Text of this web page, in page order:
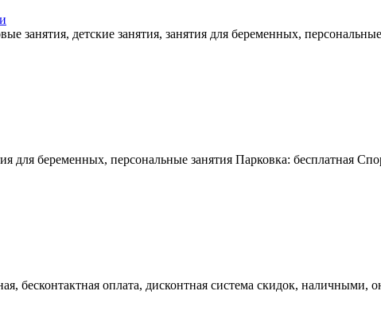
занятия, детские занятия, занятия для беременных,
для беременных, персональные занятия Парковка: бесплатная
бесконтактная оплата, дисконтная система скидок, наличными,